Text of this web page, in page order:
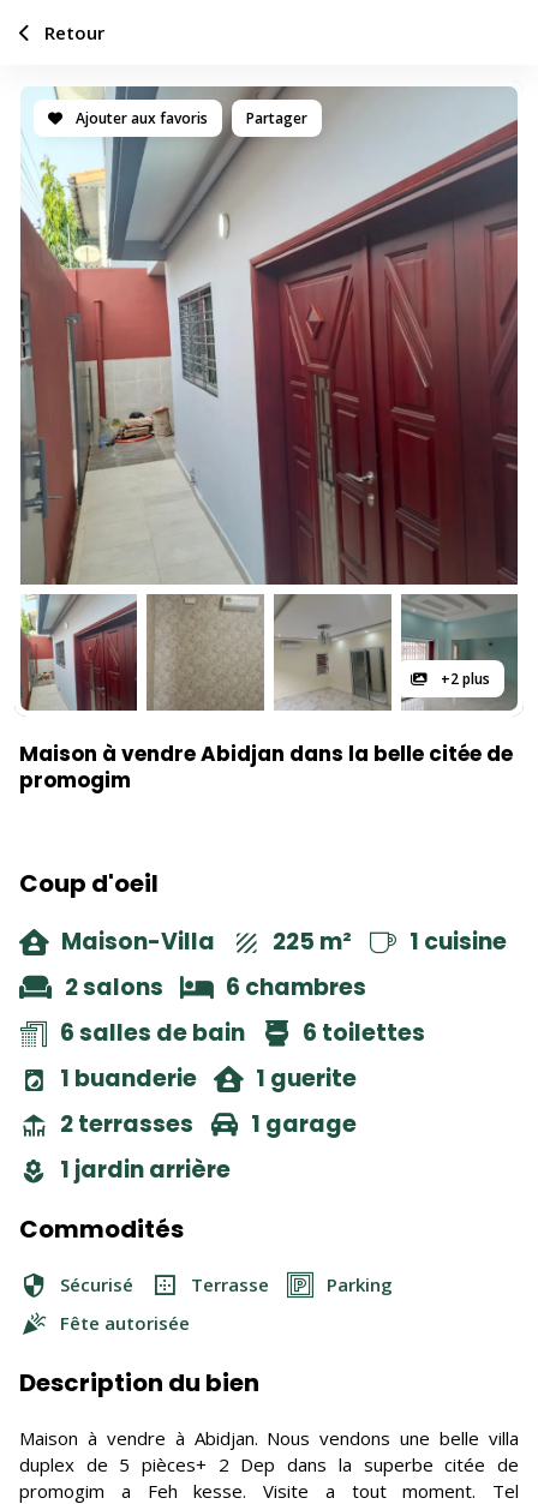
Ajouter aux favoris Partager
+2 plus
Maison à vendre Abidjan dans la belle citée de
promogim
Coup d'oeil
Maison-Villa 225 m²
1 cuisine
2 salons
6 chambres
6 salles de bain
6 toilettes
1 buanderie
1 guerite
2 terrasses
1 garage
1 jardin arrière
Commodités
Sécurisé Terrasse
Parking
Fête autorisée
Description du bien
Maison à vendre à Abidjan. Nous vendons une belle villa
duplex de 5 pièces+ 2 Dep dans la superbe citée de
promogim a Feh kesse. Visite a tout moment. Tel
Retour